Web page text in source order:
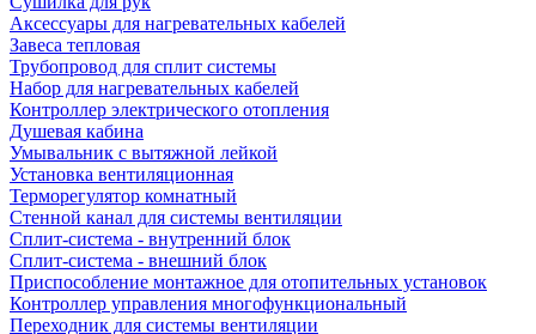
Аксессуары для нагревательных кабелей
Завеса тепловая
Трубопровод для сплит системы
Набор для нагревательных кабелей
Контроллер электрического отопления
Душевая кабина
Умывальник с вытяжной лейкой
Установка вентиляционная
Терморегулятор комнатный
Стенной канал для системы вентиляции
Сплит-система - внутренний блок
Сплит-система - внешний блок
Приспособление монтажное для отопительных установок
Контроллер управления многофункциональный
Переходник для системы вентиляции